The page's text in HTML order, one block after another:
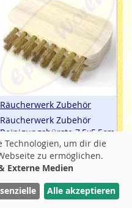
Räucherwerk Zubehör
Räucherwerk Zubehör
Reinigungsbürste 7,5x5,5cm
Inhalt: 1 Reinigungsbürste
7,95 €
inkl. MwtSt / zzgl. Versand Filter
Technologien, um dir die
zu ermöglichen.
Externe Medien
Alle akzeptieren